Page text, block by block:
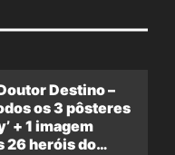
Destino –
os 3 pôsteres
+ 1 imagem
26 heróis do